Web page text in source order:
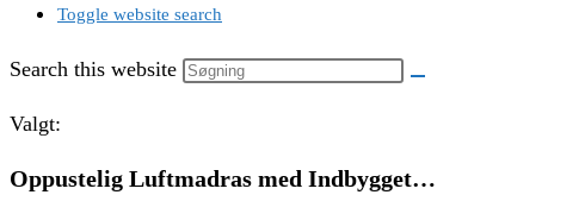
Toggle website search
Search this website
Valgt:
Oppustelig Luftmadras med Indbygget…